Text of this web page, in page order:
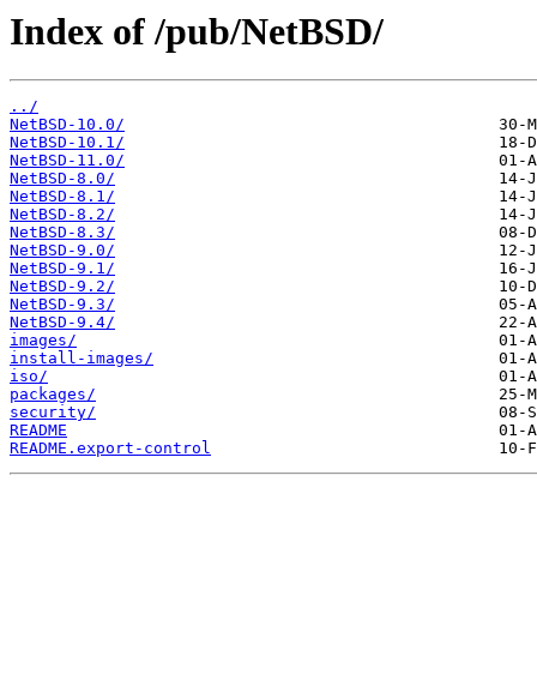
Index of /pub/NetBSD/
../
NetBSD-10.0/
NetBSD-10.1/
NetBSD-11.0/
NetBSD-8.0/
NetBSD-8.1/
NetBSD-8.2/
NetBSD-8.3/
NetBSD-9.0/
NetBSD-9.1/
NetBSD-9.2/
NetBSD-9.3/
NetBSD-9.4/
images/
install-images/
iso/
packages/
security/
README
README.export-control